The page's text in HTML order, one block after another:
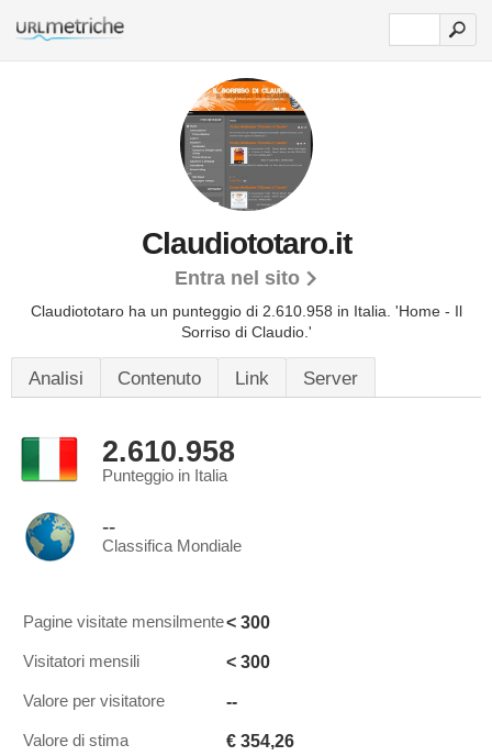
Claudiototaro.it
Entra nel sito
Claudiototaro ha un punteggio di 2.610.958 in Italia. 'Home - Il
Sorriso di Claudio.'
Analisi Contenuto Link Server
2.610.958
Punteggio in Italia
--
Classifica Mondiale
Pagine visitate mensilmente< 300
Visitatori mensili < 300
Valore per visitatore --
Valore di stima € 354,26